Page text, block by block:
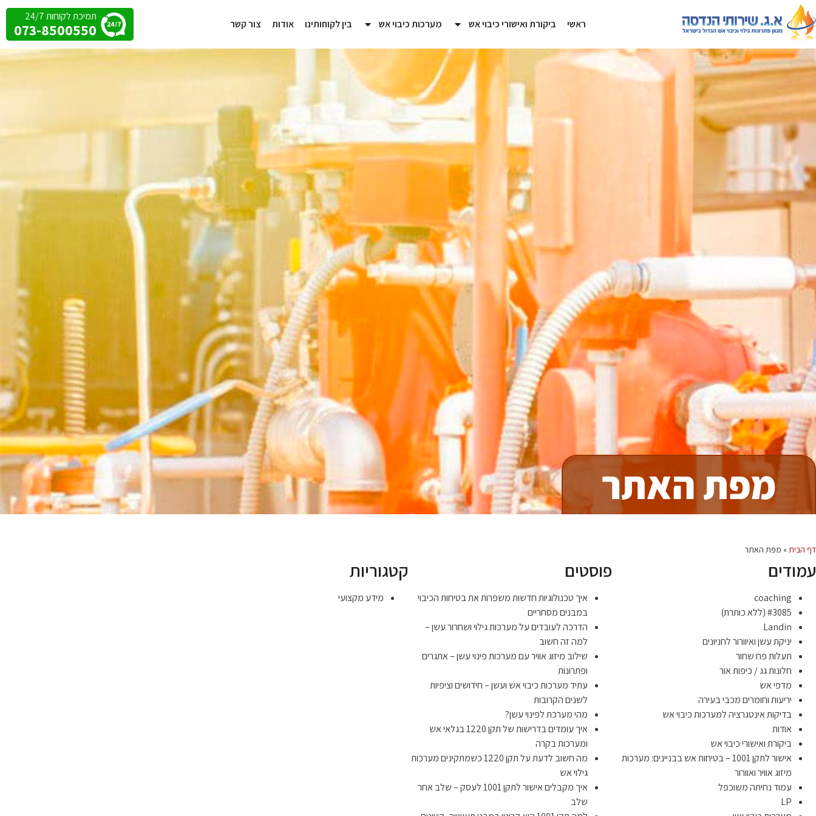
ראשי ביקורת ואישורי כיבוי אש מערכות כיבוי אש בין לקוחותינו אודות צור קשר
תמיכת לקוחות 24/7
073-8500550
מפת האתר
דף הבית» מפת האתר
עמודים
coaching
#3085 (ללא כותרת)
Landin
יניקת עשן ואיוורור לחניונים
תעלות פח שחור
חלונות גג / כיפות אור
מדפי אש
יריעות וחומרים מכבי בעירה
בדיקות אינטגרציה למערכות כיבוי אש
אודות
ביקורת ואישורי כיבוי אש
אישור לתקן 1001 – בטיחות אש בבניינים: מערכות
מיזוג אוויר ואוורור
עמוד נחיתה משוכפל
LP
פוסטים
איך טכנולוגיות חדשות משפרות את בטיחות הכיבוי
במבנים מסחריים
הדרכה לעובדים על מערכות גילוי ושחרור עשן –
למה זה חשוב
שילוב מיזוג אוויר עם מערכות פינוי עשן – אתגרים
ופתרונות
עתיד מערכות כיבוי אש ועשן – חידושים וציפיות
לשנים הקרובות
מהי מערכת לפינוי עשן?
איך עומדים בדרישות של תקן 1220 בגלאי אש
ומערכות בקרה
מה חשוב לדעת על תקן 1220 כשמתקינים מערכות
גילוי אש
איך מקבלים אישור לתקן 1001 לעסק – שלב אחר
שלב
קטגוריות
מידע מקצועי